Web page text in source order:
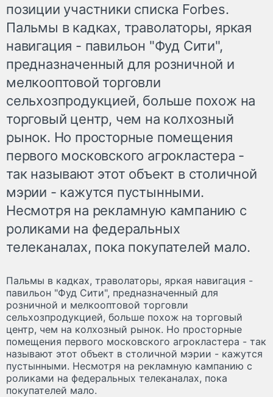
позиции участники списка Forbes.
Пальмы в кадках, траволаторы, яркая
навигация - павильон "Фуд Сити",
предназначенный для розничной и
мелкооптовой торговли
сельхозпродукцией, больше похож на
торговый центр, чем на колхозный
рынок. Но просторные помещения
первого московского агрокластера -
так называют этот объект в столичной
мэрии - кажутся пустынными.
Несмотря на рекламную кампанию с
роликами на федеральных
телеканалах, пока покупателей мало.
Пальмы в кадках, траволаторы, яркая навигация -
павильон "Фуд Сити", предназначенный для
розничной и мелкооптовой торговли
сельхозпродукцией, больше похож на торговый
центр, чем на колхозный рынок. Но просторные
помещения первого московского агрокластера - так
называют этот объект в столичной мэрии - кажутся
пустынными. Несмотря на рекламную кампанию с
роликами на федеральных телеканалах, пока
покупателей мало.